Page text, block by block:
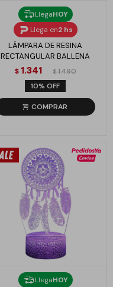
LlegaHOY
Llega en2 hs
LÁMPARA DE RESINA
RECTANGULAR BALLENA
$ 1.341 $ 1.490
10
LlegaHOY